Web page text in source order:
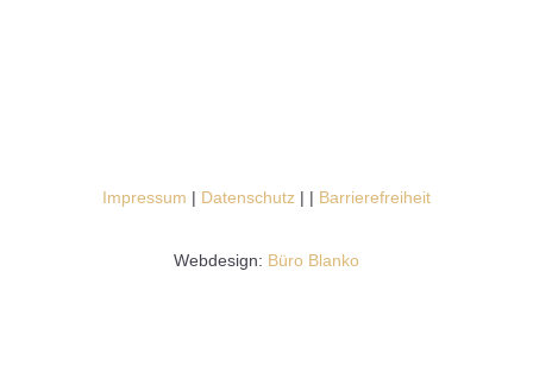
Impressum | Datenschutz | | Barrierefreiheit
Webdesign: Büro Blanko